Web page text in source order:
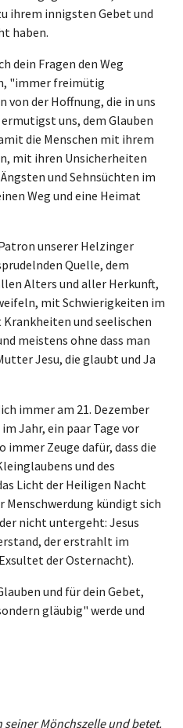
ihrem innigsten Gebet und
haben.
dein Fragen den Weg
"immer freimütig
von der Hoffnung, die in uns
uns, dem Glauben
die Menschen mit ihrem
mit ihren Unsicherheiten
und Sehnsüchten im
Weg und eine Heimat
unserer Helzinger
Quelle, dem
Alters und aller Herkunft,
mit Schwierigkeiten im
und seelischen
meistens ohne dass man
Jesu, die glaubt und Ja
immer am 21. Dezember
Jahr, ein paar Tage vor
immer Zeuge dafür, dass die
und des
Licht der Heiligen Nacht
kündigt sich
nicht untergeht: Jesus
der erstrahlt im
der Osternacht).
und für dein Gebet,
gläubig" werde und
Mönchszelle und betet.